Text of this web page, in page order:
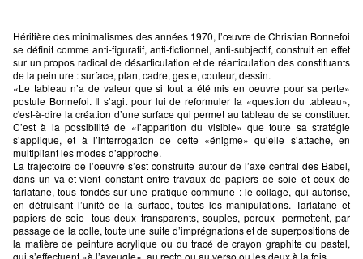
Héritière des minimalismes des années 1970, l’œuvre de Christian Bonnefoi
se définit comme anti-figuratif, anti-fictionnel, anti-subjectif, construit en effet
sur un propos radical de désarticulation et de réarticulation des constituants
de la peinture : surface, plan, cadre, geste, couleur, dessin.
«Le tableau n’a de valeur que si tout a été mis en oeuvre pour sa perte»
postule Bonnefoi. Il s’agit pour lui de reformuler la «question du tableau»,
c'est-à-dire la création d’une surface qui permet au tableau de se constituer.
C’est à la possibilité de «l’apparition du visible» que toute sa stratégie
s’applique, et à l’interrogation de cette «énigme» qu’elle s’attache, en
multipliant les modes d’approche.
La trajectoire de l’oeuvre s’est construite autour de l’axe central des Babel,
dans un va-et-vient constant entre travaux de papiers de soie et ceux de
tarlatane, tous fondés sur une pratique commune : le collage, qui autorise,
en détruisant l’unité de la surface, toutes les manipulations. Tarlatane et
papiers de soie -tous deux transparents, souples, poreux- permettent, par
passage de la colle, toute une suite d’imprégnations et de superpositions de
la matière de peinture acrylique ou du tracé de crayon graphite ou pastel,